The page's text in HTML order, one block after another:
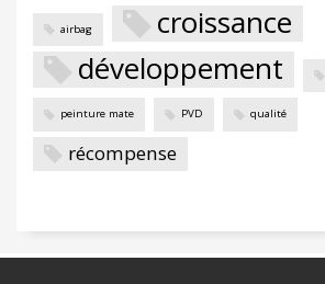
airbag
croissance
développement
peinture mate PVD qualité
récompense